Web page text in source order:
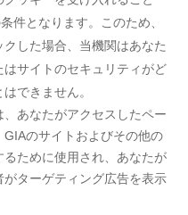
件となります。このため、
した場合、当機関はあなた
サイトのセキュリティがど
できません。
あなたがアクセスしたペー
のサイトおよびその他の
ために使用され、あなたが
ターゲティング広告を表示